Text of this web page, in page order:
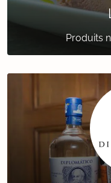
Produits